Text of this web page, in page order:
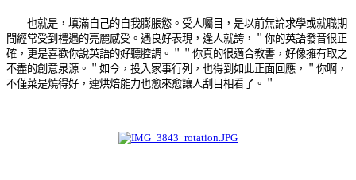
也就是，填滿自己的自我膨脹慾。受人囑目，是以前無論求學或就職期
間經常受到禮遇的亮麗感受。遇良好表現，逢人就誇，＂你的英語發音很正
確，更是喜歡你說英語的好聽腔調。＂＂你真的很適合教書，好像擁有取之
不盡的創意泉源。＂如今，投入家事行列，也得到如此正面回應，＂你啊，
不僅菜是燒得好，連烘焙能力也愈來愈讓人刮目相看了。＂